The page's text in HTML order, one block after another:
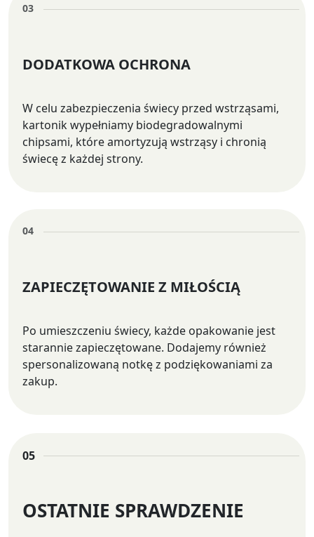
03
DODATKOWA OCHRONA
W celu zabezpieczenia świecy przed wstrząsami,
kartonik wypełniamy biodegradowalnymi
chipsami, które amortyzują wstrząsy i chronią
świecę z każdej strony.
04
ZAPIECZĘTOWANIE Z MIŁOŚCIĄ
Po umieszczeniu świecy, każde opakowanie jest
starannie zapieczętowane. Dodajemy również
spersonalizowaną notkę z podziękowaniami za
zakup.
05
OSTATNIE SPRAWDZENIE